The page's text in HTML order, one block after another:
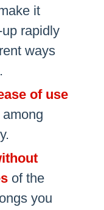
it
rapidly
ways
of use
of the
you